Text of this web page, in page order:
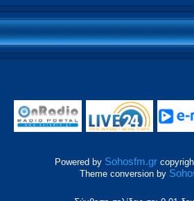
Powered by Sohosfm.gr
Theme conversion by